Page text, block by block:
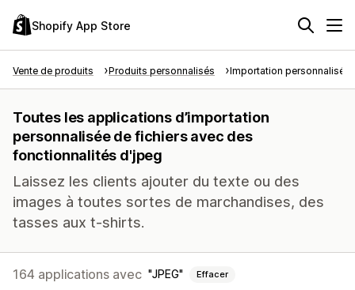
Shopify App Store
Vente de produits Produits personnalisés Importation personnalisée
Toutes les applications d’importation
personnalisée de fichiers avec des
fonctionnalités d'jpeg
Laissez les clients ajouter du texte ou des
images à toutes sortes de marchandises, des
tasses aux t-shirts.
164 applications avec JPEG Effacer